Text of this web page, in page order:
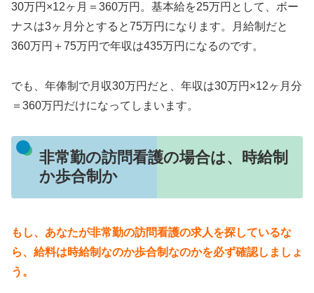
30万円×12ヶ月＝360万円。基本給を25万円として、ボー
ナスは3ヶ月分とすると75万円になります。月給制だと
360万円＋75万円で年収は435万円になるのです。
でも、年俸制で月収30万円だと、年収は30万円×12ヶ月分
＝360万円だけになってしまいます。
非常勤の訪問看護の場合は、時給制
か歩合制か
もし、あなたが非常勤の訪問看護の求人を探しているな
ら、給料は時給制なのか歩合制なのかを必ず確認しましょ
う。